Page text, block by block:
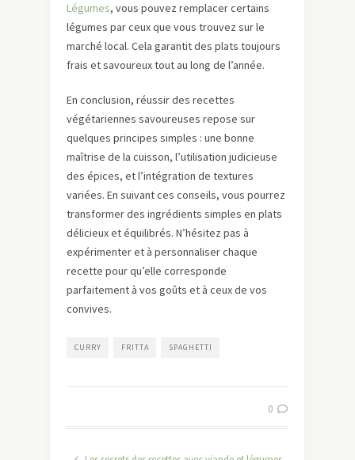
Légumes, vous pouvez remplacer certains
légumes par ceux que vous trouvez sur le
marché local. Cela garantit des plats toujours
frais et savoureux tout au long de l’année.
En conclusion, réussir des recettes
végétariennes savoureuses repose sur
quelques principes simples : une bonne
maîtrise de la cuisson, l’utilisation judicieuse
des épices, et l’intégration de textures
variées. En suivant ces conseils, vous pourrez
transformer des ingrédients simples en plats
délicieux et équilibrés. N’hésitez pas à
expérimenter et à personnaliser chaque
recette pour qu’elle corresponde
parfaitement à vos goûts et à ceux de vos
convives.
CURRY FRITTA SPAGHETTI
0